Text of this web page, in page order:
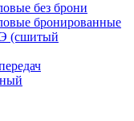
без брони
бронированные
(сшитый